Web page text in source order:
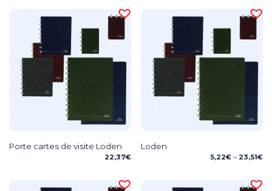
Porte cartes de visite Loden
22,37€
Loden
5,22€ – 23,51€